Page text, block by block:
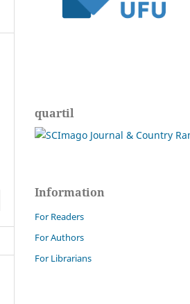
quartil
Information
For Readers
For Authors
For Librarians